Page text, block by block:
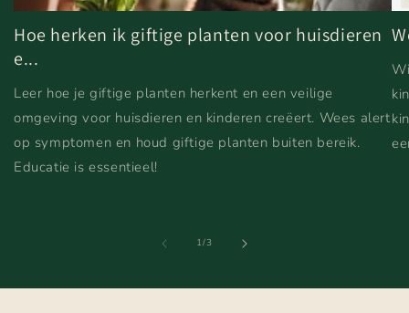
Hoe herken ik giftige planten voor huisdieren
e...
Leer hoe je giftige planten herkent en een veilige
omgeving voor huisdieren en kinderen creëert. Wees alert
op symptomen en houd giftige planten buiten bereik.
Educatie is essentieel!
1/van
3